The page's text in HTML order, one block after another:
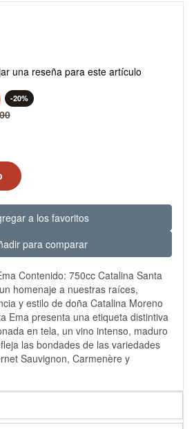
una reseña para este artículo
-20%
a los favoritos
para comparar
Contenido: 750cc Catalina Santa
homenaje a nuestras raíces,
y estilo de doña Catalina Moreno
Ema presenta una etiqueta distintiva
en tela, un vino intenso, maduro
las bondades de las variedades
Sauvignon, Carmenère y